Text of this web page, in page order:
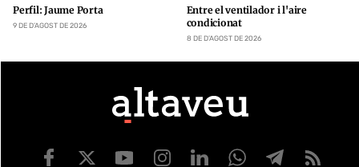
Perfil: Jaume Porta
9 DE D’AGOST DE 2026
Entre el ventilador i l'aire
condicionat
8 DE D’AGOST DE 2026